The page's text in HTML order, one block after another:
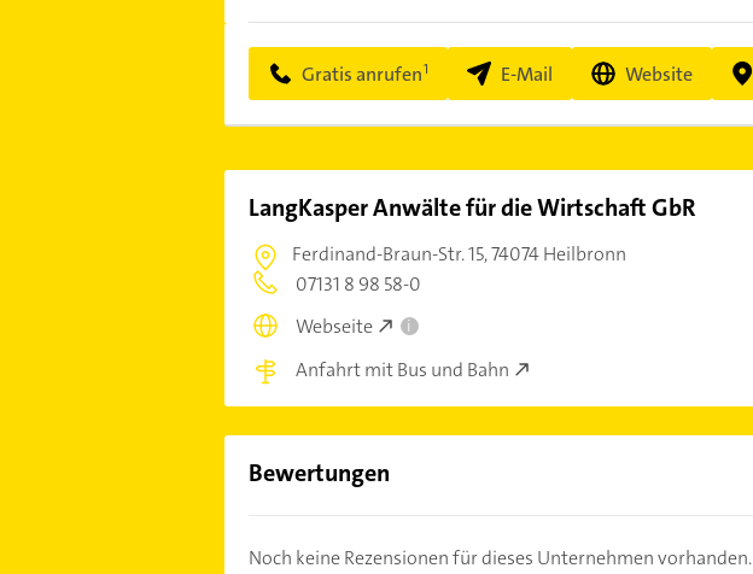
Gratis anrufen E-Mail Website
LangKasper Anwälte für die Wirtschaft GbR
Ferdinand-Braun-Str. 15,74074 Heilbronn
07131 8 98 58-0
Webseite
i
Anfahrt mit Bus und Bahn
Bewertungen
Noch keine Rezensionen für dieses Unternehmen vorhanden.